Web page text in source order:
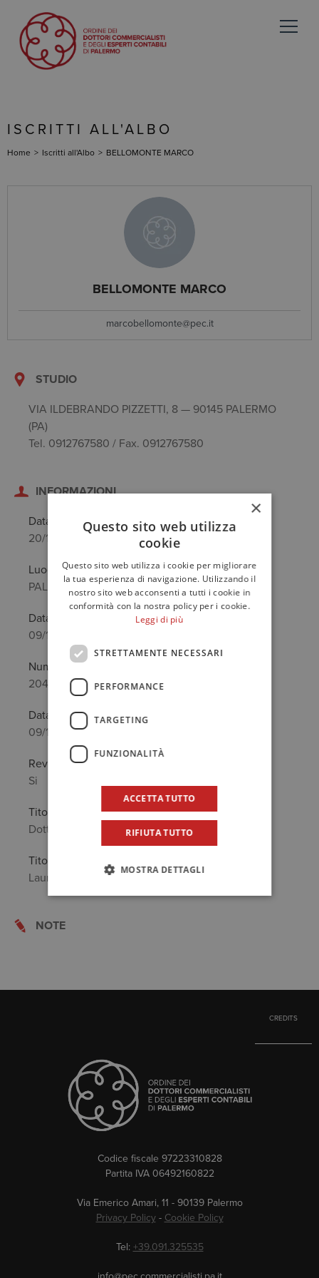
ISCRITTI ALL'ALBO
Home > Iscritti all'Albo > BELLOMONTE MARCO
BELLOMONTE MARCO
marcobellomonte@pec.it
STUDIO
VIA ILDEBRANDO PIZZETTI, 8 — 90145 PALERMO
(PA)
Tel. 0912767580 / Fax. 0912767580
INFORMAZIONI
Data di nascita
20/11/1981
Luogo di nascita
PALERMO (PA)
Data anzianità
09/11/2010
Numero
2047/A
Data prima iscrizione
09/11/2010
Revisore legale
Si
Titolo Professionale
Dottore Commercialista
Titolo di Studio
Laurea in: Economia Aziendale
NOTE
CREDITS
Codice fiscale 97223310828
Partita IVA 06492160822
Via Emerico Amari, 11 - 90139 Palermo
Privacy Policy- Cookie Policy
Tel: +39.091.325535
×
Questo sito web utilizza
cookie
Questo sito web utilizza i cookie per migliorare
la tua esperienza di navigazione. Utilizzando il
nostro sito web acconsenti a tutti i cookie in
conformità con la nostra policy per i cookie.
Leggi di più
STRETTAMENTE NECESSARI
PERFORMANCE
TARGETING
FUNZIONALITÀ
ACCETTA TUTTO
RIFIUTA TUTTO
MOSTRA DETTAGLI